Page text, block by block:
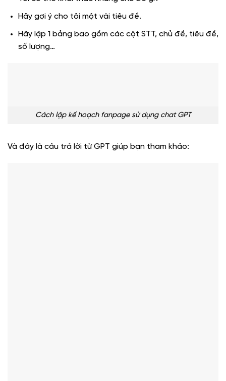
Hãy gợi ý cho tôi một vài tiêu đề.
Hãy lập 1 bảng bao gồm các cột STT, chủ đề, tiêu đề,
số lượng…
Cách lập kế hoạch fanpage sử dụng chat GPT
Và đây là câu trả lời từ GPT giúp bạn tham khảo: